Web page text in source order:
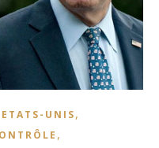
ETATS-UNIS,
,